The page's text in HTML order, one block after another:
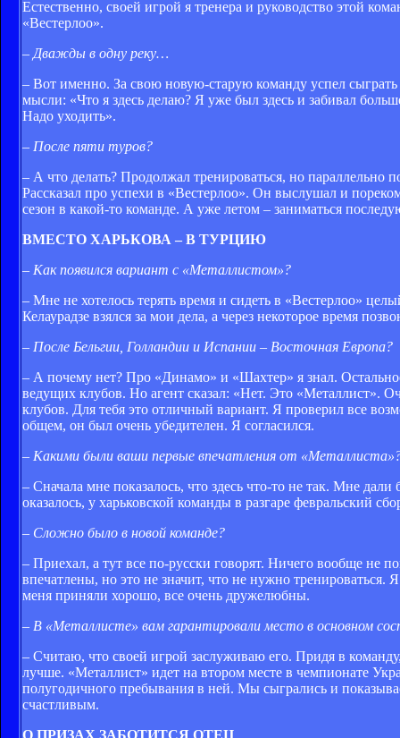
Естественно, своей игрой я тренера и руководство этой
«Вестерлоо».
– Дважды в одну реку…
– Вот именно. За свою новую-старую команду успел сыграть
мысли: «Что я здесь делаю? Я уже был здесь и забивал
Надо уходить».
– После пяти туров?
– А что делать? Продолжал тренироваться, но параллельно
Рассказал про успехи в «Вестерлоо». Он выслушал и
сезон в какой-то команде. А уже летом – заниматься
ВМЕСТО ХАРЬКОВА – В ТУРЦИЮ
– Как появился вариант с «Металлистом»?
– Мне не хотелось терять время и сидеть в «Вестерлоо»
Келаурадзе взялся за мои дела, а через некоторое время
– После Бельгии, Голландии и Испании – Восточная Европа?
– А почему нет? Про «Динамо» и «Шахтер» я знал.
ведущих клубов. Но агент сказал: «Нет. Это «Металлист».
клубов. Для тебя это отличный вариант. Я проверил все
общем, он был очень убедителен. Я согласился.
– Какими были ваши первые впечатления от
– Сначала мне показалось, что здесь что-то не так. Мне
оказалось, у харьковской команды в разгаре февральский
– Сложно было в новой команде?
– Приехал, а тут все по-русски говорят. Ничего вообще не
впечатлены, но это не значит, что не нужно
меня приняли хорошо, все очень дружелюбны.
– В «Металлисте» вам гарантировали место в основном
– Считаю, что своей игрой заслуживаю его. Придя в
лучше. «Металлист» идет на втором месте в чемпионате
полугодичного пребывания в ней. Мы сыгрались и
счастливым.
О ПРИЗАХ ЗАБОТИТСЯ ОТЕЦ